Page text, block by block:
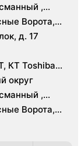
,
Ворота,
Ильича,
д. 17
КТ Toshiba
округ
,
Ворота,
Ильича,